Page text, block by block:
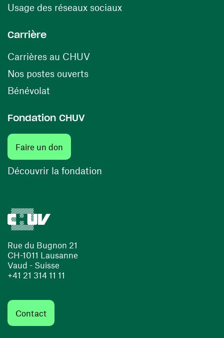
Rue du Bugnon 21
CH-1011 Lausanne
Vaud - Suisse
+41 21 314 11 11
Contact
Usage des réseaux sociaux(ouvre une nouvelle
Carrière
Carrières au CHUV(ouvre une nouvelle fenêtre)
Nos postes ouverts(ouvre une nouvelle fenêtre)
Bénévolat
Fondation CHUV
Faire un don
Découvrir la fondation